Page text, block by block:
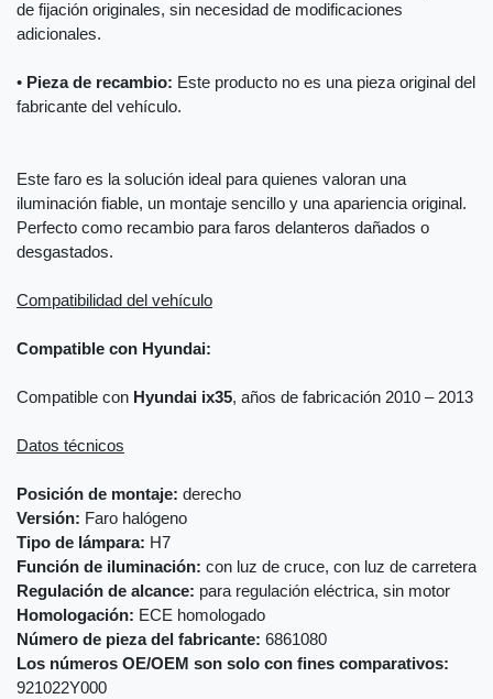
de fijación originales, sin necesidad de modificaciones
adicionales.
• Pieza de recambio: Este producto no es una pieza original del
fabricante del vehículo.
Este faro es la solución ideal para quienes valoran una
iluminación fiable, un montaje sencillo y una apariencia original.
Perfecto como recambio para faros delanteros dañados o
desgastados.
Compatibilidad del vehículo
Compatible con Hyundai:
Compatible con Hyundai ix35, años de fabricación 2010 – 2013
Datos técnicos
Posición de montaje: derecho
Versión: Faro halógeno
Tipo de lámpara: H7
Función de iluminación: con luz de cruce, con luz de carretera
Regulación de alcance: para regulación eléctrica, sin motor
Homologación: ECE homologado
Número de pieza del fabricante: 6861080
Los números OE/OEM son solo con fines comparativos:
921022Y000